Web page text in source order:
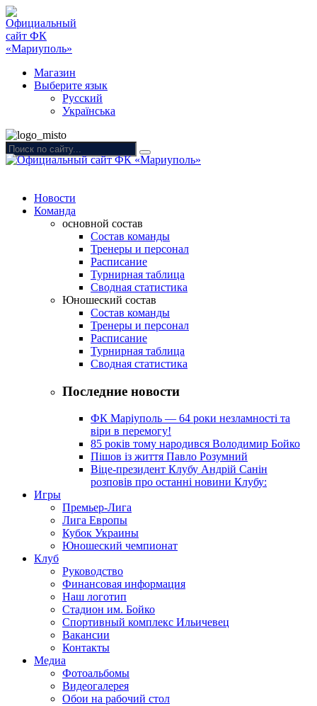
Магазин
Выберите язык
Русский
Українська
Новости
Команда
основной состав
Состав команды
Тренеры и персонал
Расписание
Турнирная таблица
Сводная статистика
Юношеский состав
Состав команды
Тренеры и персонал
Расписание
Турнирная таблица
Сводная статистика
Последние новости
ФК Маріуполь — 64 роки незламності та
віри в перемогу!
85 років тому народився Володимир Бойко
Пішов із життя Павло Розумний
Віце-президент Клубу Андрій Санін
розповів про останні новини Клубу:
Игры
Премьер-Лига
Лига Европы
Кубок Украины
Юношеский чемпионат
Клуб
Руководство
Финансовая информация
Наш логотип
Стадион им. Бойко
Спортивный комплекс Ильичевец
Вакансии
Контакты
Медиа
Фотоальбомы
Видеогалерея
Обои на рабочий стол